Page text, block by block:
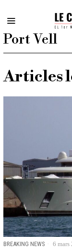
Port Vell
Articles
BREAKING NEWS 6 mars